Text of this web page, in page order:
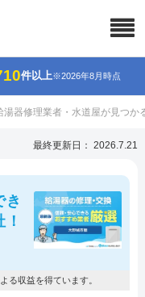
件以上※2026年8月時点
湯器修理業者・水道屋が見つか
最終更新日： 2026.7.21
き
る収益を得ています。